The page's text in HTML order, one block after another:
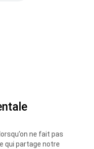
ne fait pas
qui partage notre